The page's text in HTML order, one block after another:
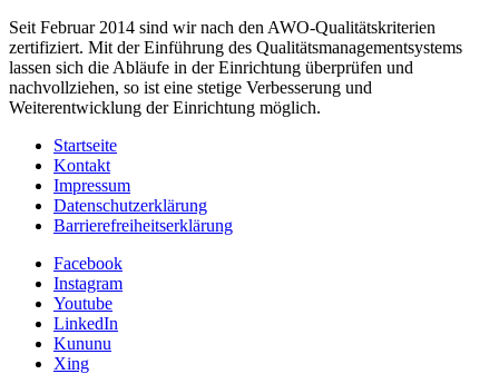
Seit Februar 2014 sind wir nach den AWO-Qualitätskriterien
zertifiziert. Mit der Einführung des Qualitätsmanagementsystems
lassen sich die Abläufe in der Einrichtung überprüfen und
nachvollziehen, so ist eine stetige Verbesserung und
Weiterentwicklung der Einrichtung möglich.
Startseite
Kontakt
Impressum
Datenschutzerklärung
Barrierefreiheitserklärung
Facebook
Instagram
Youtube
LinkedIn
Kununu
Xing